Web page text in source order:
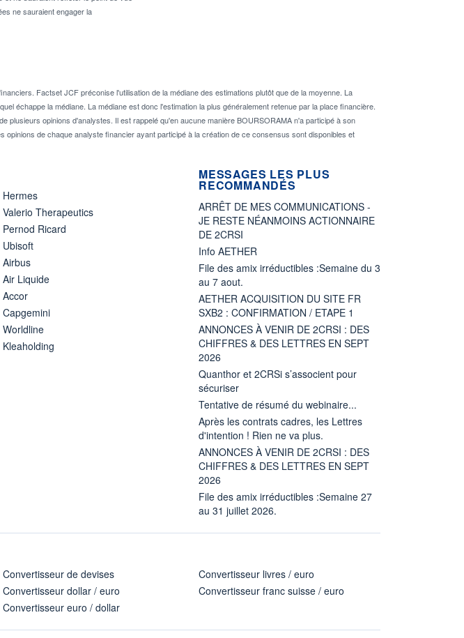
ne sauraient engager la
Factset JCF préconise l'utilisation de la médiane des estimations plutôt que de la moyenne. La
échappe la médiane. La médiane est donc l'estimation la plus généralement retenue par la place financière.
opinions d'analystes. Il est rappelé qu'en aucune manière BOURSORAMA n'a participé à son
de chaque analyste financier ayant participé à la création de ce consensus sont disponibles et
Hermes
Valerio Therapeutics
Pernod Ricard
Ubisoft
Airbus
Air Liquide
Accor
Capgemini
Worldline
Kleaholding
MESSAGES LES PLUS
RECOMMANDÉS
ARRÊT DE MES COMMUNICATIONS -
JE RESTE NÉANMOINS ACTIONNAIRE
DE 2CRSI
Info AETHER
File des amix irréductibles :Semaine du 3
au 7 aout.
AETHER ACQUISITION DU SITE FR
SXB2 : CONFIRMATION / ETAPE 1
ANNONCES À VENIR DE 2CRSI : DES
CHIFFRES & DES LETTRES EN SEPT
2026
Quanthor et 2CRSi s’associent pour
sécuriser
Tentative de résumé du webinaire...
Après les contrats cadres, les Lettres
d'intention ! Rien ne va plus.
ANNONCES À VENIR DE 2CRSI : DES
CHIFFRES & DES LETTRES EN SEPT
2026
File des amix irréductibles :Semaine 27
au 31 juillet 2026.
Convertisseur de devises
Convertisseur dollar / euro
Convertisseur euro / dollar
Convertisseur livres / euro
Convertisseur franc suisse / euro